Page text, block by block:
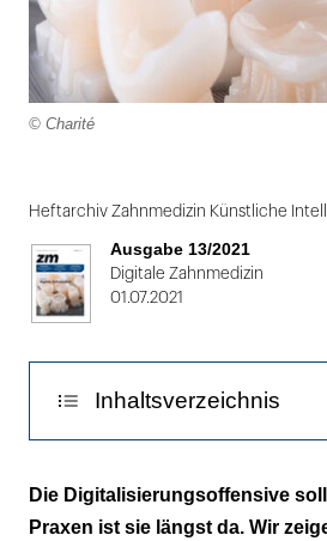
© Charité
1
von
2
Heftarchiv Zahnmedizin Künstliche
Ausgabe 13/2021
Digitale Zahnmedizin
01.07.2021
Inhaltsverzeichnis
Das Dynamische Digitale
fünfte Dimension
Die Digitalisierungsoffensive
Praxen ist sie längst da. Wir